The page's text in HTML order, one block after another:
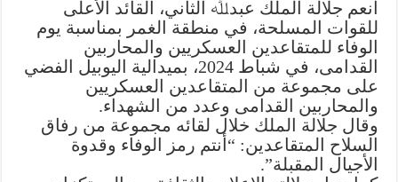
أنعم جلالة الملك عبدﷲ الثاني، القائد الأعلى
للقوات المسلحة، في منطقة الغمر بمناسبة يوم
الوفاء للمتقاعدين العسكريين والمحاربين
القدامى، في شباط 2024، بميدالية اليوبيل الفضي
على مجموعة من المتقاعدين العسكريين
والمحاربين القدامى وعدد من الشهداء.
وقال جلالة الملك خلال لقائه مجموعة من رفاق
السلاح المتقاعدين: “أنتم رمز الوفاء وقدوة
الأجيال المقبلة”.